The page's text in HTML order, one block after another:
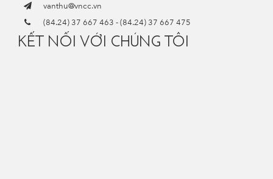
vanthu@vncc.vn
(84.24) 37 667 463 -(84.24) 37 667 475
KẾT NỐI VỚI CHÚNG TÔI